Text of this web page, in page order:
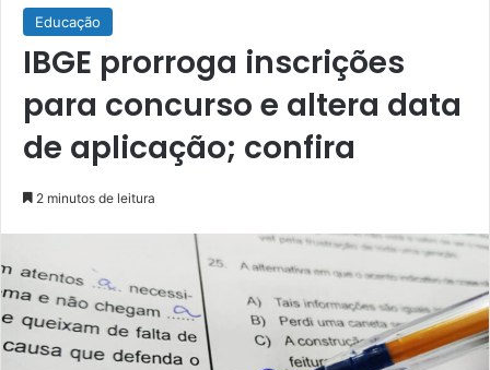
Educação
IBGE prorroga inscrições
para concurso e altera data
de aplicação; confira
2 minutos de leitura